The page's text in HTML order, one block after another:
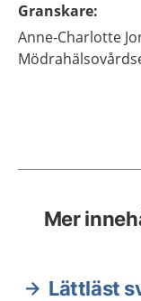
Granskare:
Anne-Charlotte
Mer
Lättläst